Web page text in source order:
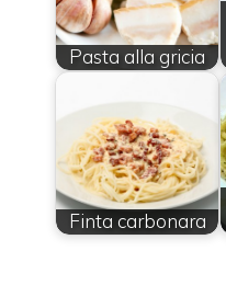
Pasta alla gricia
Finta carbonara